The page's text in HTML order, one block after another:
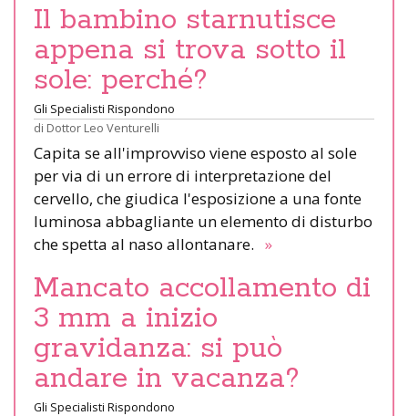
Il bambino starnutisce
appena si trova sotto il
sole: perché?
Gli Specialisti Rispondono
di Dottor Leo Venturelli
Capita se all'improvviso viene esposto al sole
per via di un errore di interpretazione del
cervello, che giudica l'esposizione a una fonte
luminosa abbagliante un elemento di disturbo
che spetta al naso allontanare. »
Mancato accollamento di
3 mm a inizio
gravidanza: si può
andare in vacanza?
Gli Specialisti Rispondono